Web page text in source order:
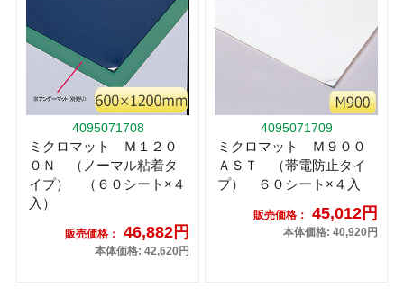
4095071708
ミクロマット Ｍ１２０
０Ｎ （ノーマル粘着タ
イプ） （６０シート×４
入）
販売価格： 46,882円
本体価格: 42,620円
4095071709
ミクロマット Ｍ９００
ＡＳＴ （帯電防止タイ
プ） ６０シート×４入
販売価格： 45,012円
本体価格: 40,920円